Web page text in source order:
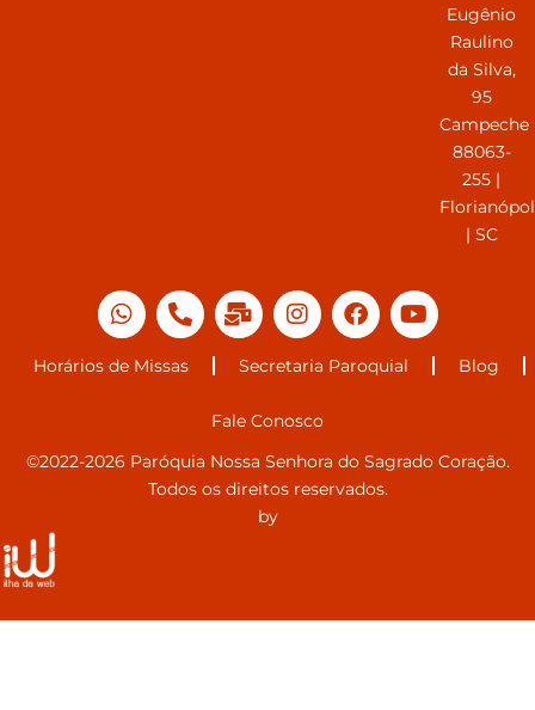
Eugênio
Raulino
da Silva,
95
Campeche
88063-
255 |
| SC
Horários de Missas Secretaria Paroquial Blog
Fale Conosco
©2022-2026 Paróquia Nossa Senhora do Sagrado Coração.
Todos os direitos reservados.
by